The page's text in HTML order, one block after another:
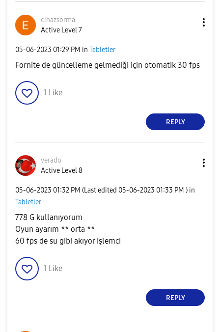
cihazsorma
Active Level 7
‎05-06-2023 01:29 PM in Tabletler
Fornite de güncelleme gelmediği için otomatik 30 fps
1 Like
REPLY
verado
Active Level 8
‎05-06-2023 01:32 PM (Last edited ‎05-06-2023 01:33 PM ) in
Tabletler
778 G kullanıyorum
Oyun ayarım ** orta **
60 fps de su gibi akıyor işlemci
1 Like
REPLY